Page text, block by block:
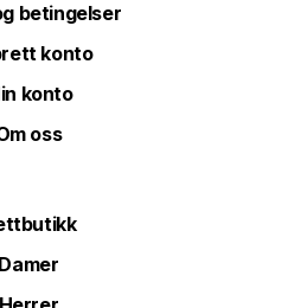
betingelser
konto
konto
oss
Damer